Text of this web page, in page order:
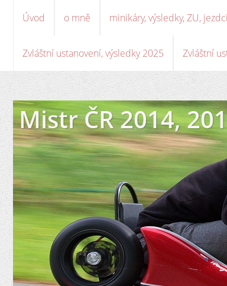
Úvod o mně minikáry, výsledky, ZU, jezdci
Zvláštní ustanovení, výsledky 2025 Zvláštní
Mistr ČR 2014,